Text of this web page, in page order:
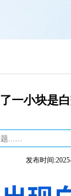
一小块是
发布时间